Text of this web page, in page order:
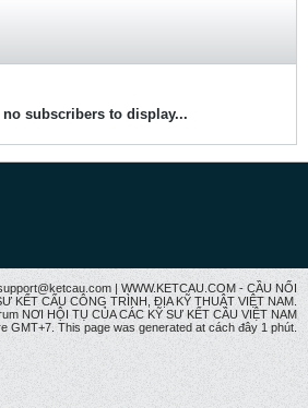
no subscribers to display...
| WWW.KETCAU.COM - CẦU NỐI
KẾT CẤU CÔNG TRÌNH, ĐỊA KỸ THUẬT VIỆT NAM.
NƠI HỘI TỤ CỦA CÁC KỸ SƯ KẾT CÂU VIỆT NAM
GMT+7. This page was generated at cách đây 1 phút.